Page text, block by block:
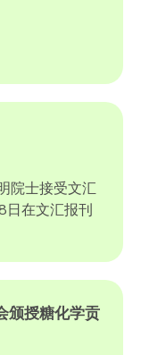
院士接受文汇
在文汇报刊
颁授糖化学贡